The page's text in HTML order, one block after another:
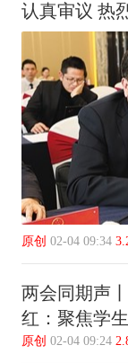
认真审议 热
原创 02-04 09:34
两会同期声
红：聚焦学
园健康防线
原创 02-04 09:24